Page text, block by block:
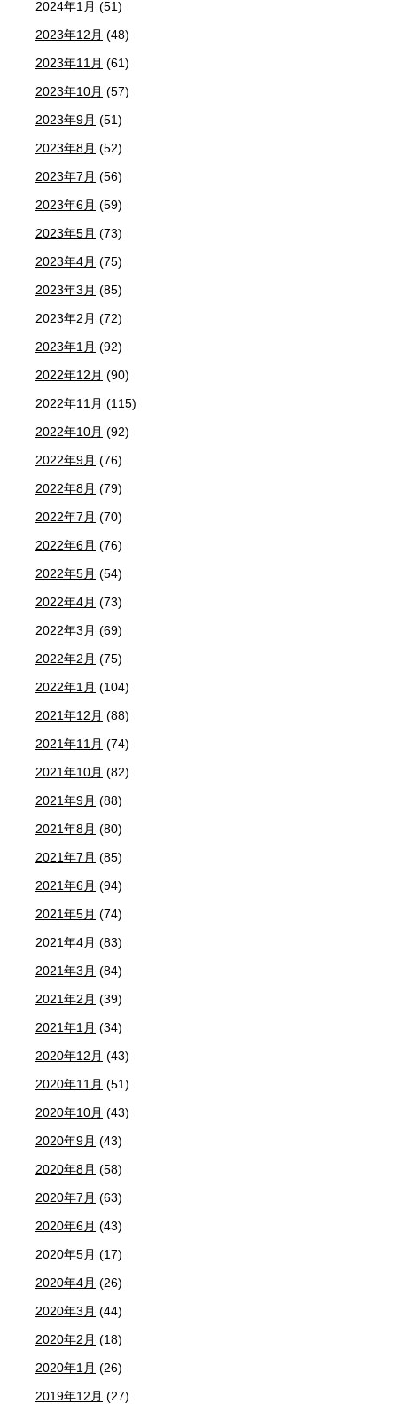
2024年1月 (51)
2023年12月 (48)
2023年11月 (61)
2023年10月 (57)
2023年9月 (51)
2023年8月 (52)
2023年7月 (56)
2023年6月 (59)
2023年5月 (73)
2023年4月 (75)
2023年3月 (85)
2023年2月 (72)
2023年1月 (92)
2022年12月 (90)
2022年11月 (115)
2022年10月 (92)
2022年9月 (76)
2022年8月 (79)
2022年7月 (70)
2022年6月 (76)
2022年5月 (54)
2022年4月 (73)
2022年3月 (69)
2022年2月 (75)
2022年1月 (104)
2021年12月 (88)
2021年11月 (74)
2021年10月 (82)
2021年9月 (88)
2021年8月 (80)
2021年7月 (85)
2021年6月 (94)
2021年5月 (74)
2021年4月 (83)
2021年3月 (84)
2021年2月 (39)
2021年1月 (34)
2020年12月 (43)
2020年11月 (51)
2020年10月 (43)
2020年9月 (43)
2020年8月 (58)
2020年7月 (63)
2020年6月 (43)
2020年5月 (17)
2020年4月 (26)
2020年3月 (44)
2020年2月 (18)
2020年1月 (26)
2019年12月 (27)